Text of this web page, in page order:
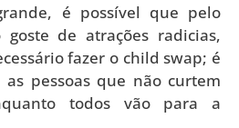
é possível que pelo
de atrações radicias,
fazer o child swap; é
pessoas que não curtem
todos vão para a